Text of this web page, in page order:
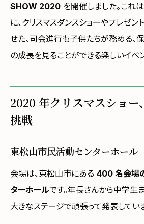
SHOW 2020 を開催しました。これ
に、クリスマスダンスショーやプレゼ
せた、司会進行も子供たちが務める、
の成長を見ることができる楽しいイベン
2020 年クリスマスショー
挑戦
東松山市民活動センターホール
会場は、東松山市にある 400 名会場
ターホールです。年長さんから中学生
大きなステージで頑張って発表してい